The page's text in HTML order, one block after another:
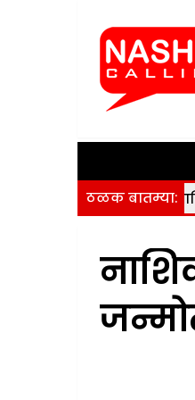
ठळक बातम्या:
कळवण आणि पेठ